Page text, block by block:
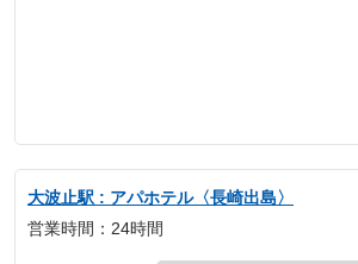
大波止駅 : アパホテル〈長崎出島〉
営業時間：24時間